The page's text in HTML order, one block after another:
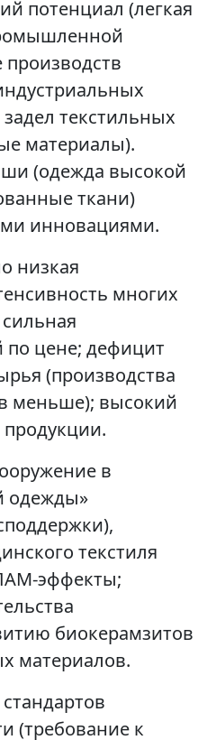
потенциал (легкая
текстильных
материалы).
(одежда высокой
ткани)
инновациями.
низкая
многих
по цене; дефицит
(производства
меньше); высокий
в
одежды»
текстиля
эффекты;
биокерамзитов
материалов.
(требование к